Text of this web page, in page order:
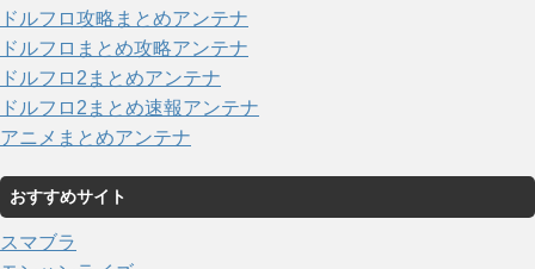
ドルフロ攻略まとめアンテナ
ドルフロまとめ攻略アンテナ
ドルフロ2まとめアンテナ
ドルフロ2まとめ速報アンテナ
アニメまとめアンテナ
おすすめサイト
スマブラ